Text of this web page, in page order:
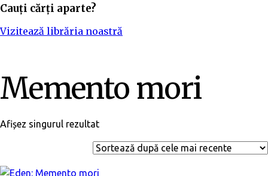
Cauți cărți aparte?
Vizitează librăria noastră
Memento mori
Afișez singurul rezultat